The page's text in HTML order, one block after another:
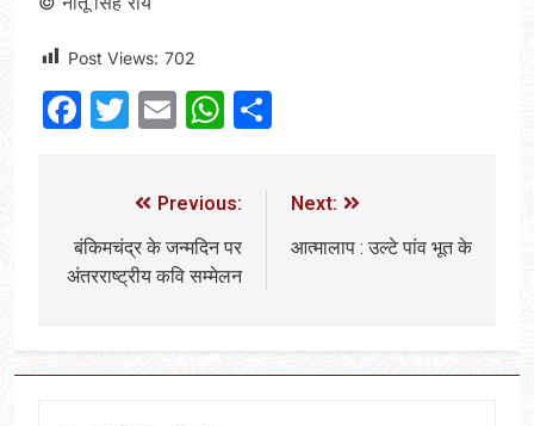
Post Views: 702
Facebook
Twitter
EmailWhatsApp
Previous:
बंकिमचंद्र के जन्मदिन पर
अंतरराष्ट्रीय कवि सम्मेलन
Next:
आत्मालाप : उल्टे पांव भूत के